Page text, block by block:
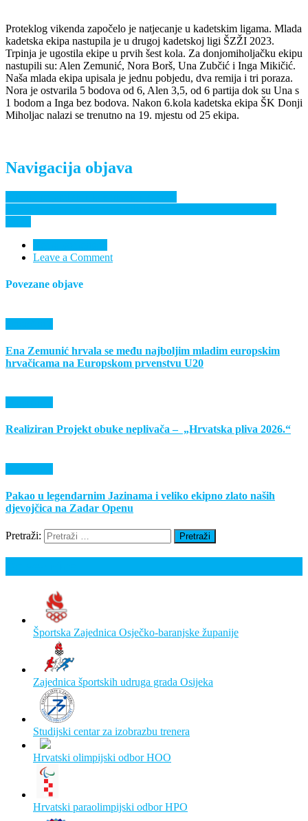
Proteklog vikenda započelo je natjecanje u kadetskim ligama. Mlada
kadetska ekipa nastupila je u drugoj kadetskoj ligi ŠZŽI 2023.
Trpinja je ugostila ekipe u prvih šest kola. Za donjomiholjačku ekipu
nastupili su: Alen Zemunić, Nora Borš, Una Zubčić i Inga Mikičić.
Naša mlada ekipa upisala je jednu pobjedu, dva remija i tri poraza.
Nora je ostvarila 5 bodova od 6, Alen 3,5, od 6 partija dok su Una s
1 bodom a Inga bez bodova. Nakon 6.kola kadetska ekipa ŠK Donji
Miholjac nalazi se trenutno na 19. mjestu od 25 ekipa.
Navigacija objava
Leave a Comment
Povezane objave
Ena Zemunić hrvala se među najboljim mladim europskim
hrvačicama na Europskom prvenstvu U20
Realiziran Projekt obuke neplivača – „Hrvatska pliva 2026.“
Pakao u legendarnim Jazinama i veliko ekipno zlato naših
djevojčica na Zadar Openu
Pretraži:
Športska Zajednica Osječko-baranjske županije
Zajednica športskih udruga grada Osijeka
Studijski centar za izobrazbu trenera
Hrvatski olimpijski odbor HOO
Hrvatski paraolimpijski odbor HPO